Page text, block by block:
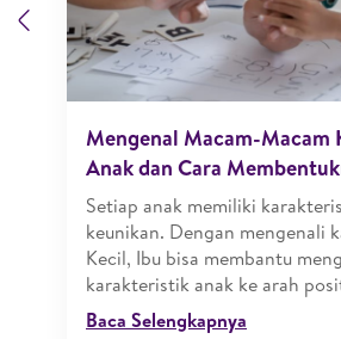
Previous
Mengenal Macam-Macam
Anak dan Cara
Setiap anak memiliki
keunikan. Dengan mengenali
Kecil, Ibu bisa membantu
karakteristik anak ke arah
Baca Selengkapnya